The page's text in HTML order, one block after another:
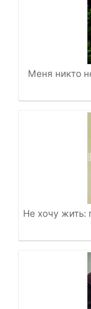
Меня никто
Не хочу жить: